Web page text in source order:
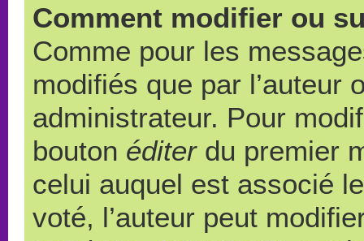
Comment modifier ou
Comme pour les
modifiés que par l’auteur
administrateur. Pour
bouton éditerdu premier
celui auquel est associé
voté, l’auteur peut